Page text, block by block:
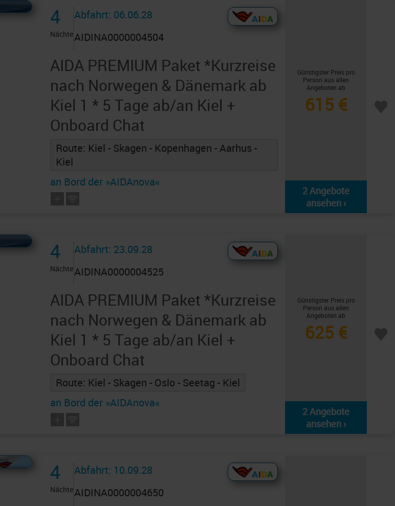
4
Nächte
Abfahrt: 06.06.28
AIDINA0000004504
AIDA PREMIUM Paket *Kurzreise
nach Norwegen & Dänemark ab
Kiel 1 * 5 Tage ab/an Kiel +
Onboard Chat
Route: Kiel - Skagen - Kopenhagen - Aarhus -
Kiel
an Bord der »AIDAnova«
Günstigster Preis pro
Person aus allen
Angeboten ab
615 €
2 Angebote
ansehen ›
4
Nächte
Abfahrt: 23.09.28
AIDINA0000004525
AIDA PREMIUM Paket *Kurzreise
nach Norwegen & Dänemark ab
Kiel 1 * 5 Tage ab/an Kiel +
Onboard Chat
Route: Kiel - Skagen - Oslo - Seetag - Kiel
an Bord der »AIDAnova«
Günstigster Preis pro
Person aus allen
Angeboten ab
625 €
2 Angebote
ansehen ›
4
Nächte
Abfahrt: 10.09.28
AIDINA0000004650